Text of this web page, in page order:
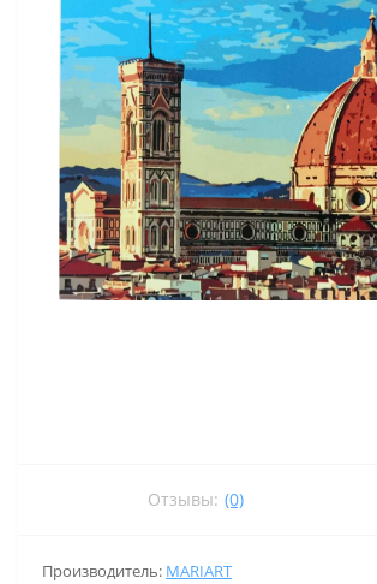
Отзывы: (0)
Производитель: MARIART